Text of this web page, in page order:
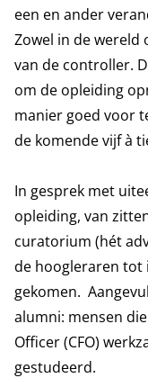
een en ander
Zowel in de wereld
van de controller.
om de opleiding
manier goed voor
de komende vijf à
In gesprek met
opleiding, van
curatorium (hét
de hoogleraren tot
gekomen.
alumni: mensen
Officer (CFO)
gestudeerd.